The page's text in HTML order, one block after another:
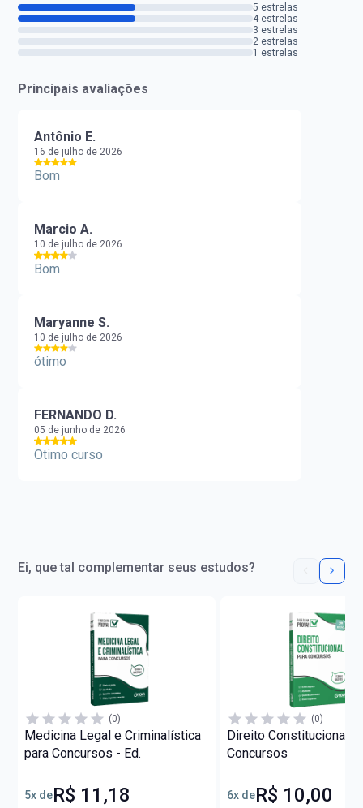
5 estrelas
4 estrelas
3 estrelas
2 estrelas
1 estrelas
Principais avaliações
Antônio E.
16 de julho de 2026
Bom
Marcio A.
10 de julho de 2026
Bom
Maryanne S.
10 de julho de 2026
ótimo
FERNANDO D.
05 de junho de 2026
Otimo curso
Ei, que tal complementar seus estudos?
(0)
Medicina Legal e Criminalística
para Concursos - Ed.
5x deR$ 11,18
(0)
Direito Constitucional
Concursos
6x deR$ 10,00